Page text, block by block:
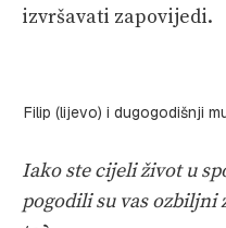
izvršavati zapovijedi.
Filip (lijevo) i dugogodišnji
Iako ste cijeli život u
pogodili su vas